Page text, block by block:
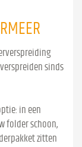
sinds
in een
folder schoon,
zitten